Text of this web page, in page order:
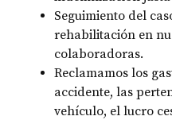
Seguimiento del
rehabilitación en
colaboradoras.
Reclamamos los
accidente, las
vehículo, el lucro